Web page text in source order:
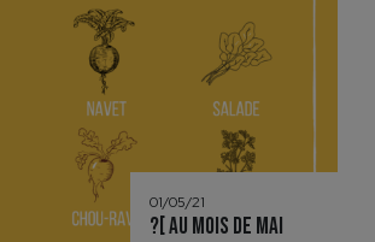
01/05/21
?[ AU MOIS DE MAI